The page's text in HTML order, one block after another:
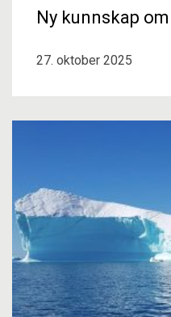
Ny kunnskap
27. oktober 2025